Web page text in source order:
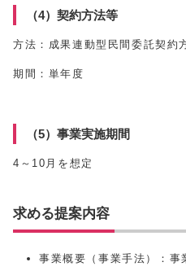
（4）契約方法等
方法：成果連動型民間委託契約
期間：単年度
（5）事業実施期間
4～10月を想定
求める提案内容
事業概要（事業手法）：事